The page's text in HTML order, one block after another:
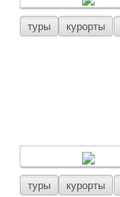
туры курорты
туры курорты